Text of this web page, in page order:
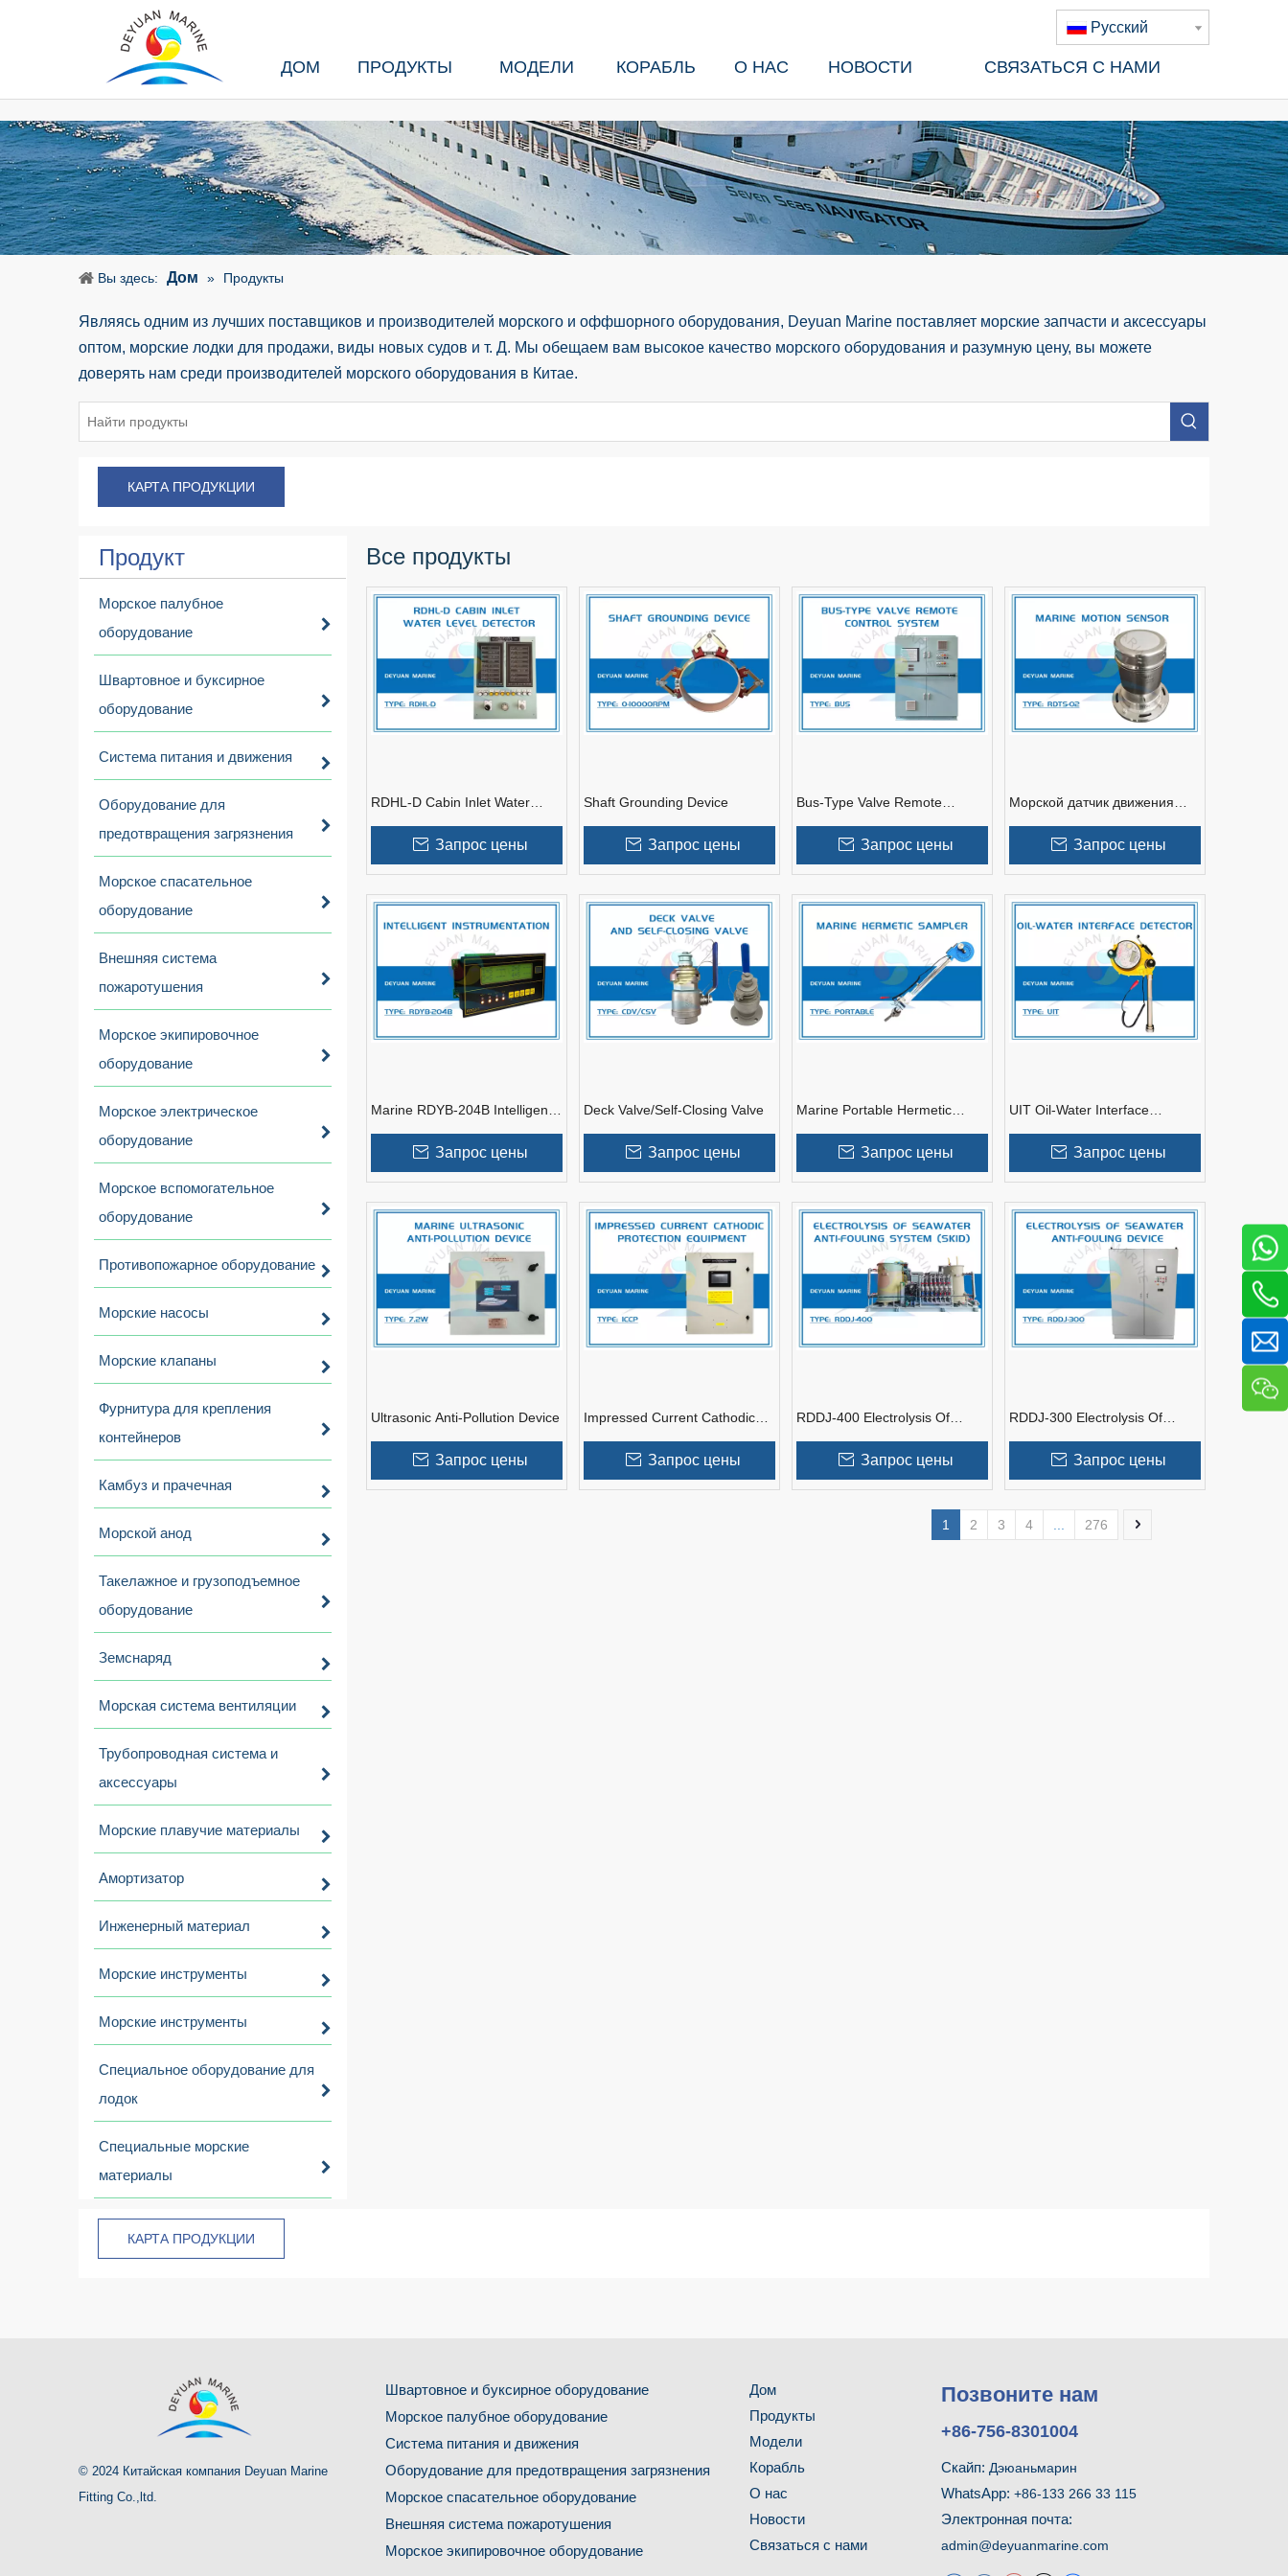
Pусский
ДОМ ПРОДУКТЫ МОДЕЛИ КОРАБЛЬ О НАС НОВОСТИ СВЯЗАТЬСЯ С НАМИ
Вы здесь: Дом » Продукты
Являясь одним из лучших поставщиков и производителей морского и оффшорного оборудования, Deyuan Marine поставляет морские запчасти и аксессуары
оптом, морские лодки для продажи, виды новых судов и т. Д. Мы обещаем вам высокое качество морского оборудования и разумную цену, вы можете
доверять нам среди производителей морского оборудования в Китае.
КАРТА ПРОДУКЦИИ
Продукт
Морское палубное
оборудование
Швартовное и буксирное
оборудование
Система питания и движения
Оборудование для
предотвращения загрязнения
Морское спасательное
оборудование
Внешняя система
пожаротушения
Морское экипировочное
оборудование
Морское электрическое
оборудование
Морское вспомогательное
оборудование
Противопожарное оборудование
Морские насосы
Морские клапаны
Фурнитура для крепления
контейнеров
Камбуз и прачечная
Морской анод
Такелажное и грузоподъемное
оборудование
Земснаряд
Морская система вентиляции
Трубопроводная система и
аксессуары
Морские плавучие материалы
Амортизатор
Инженерный материал
Морские инструменты
Морские инструменты
Специальное оборудование для
лодок
Специальные морские
материалы
Все продукты
RDHL-D Cabin Inlet Water
Запрос цены
Shaft Grounding Device
Запрос цены
Bus-Type Valve Remote
Запрос цены
Морской датчик движения
Запрос цены
Marine RDYB-204B Intelligent
Запрос цены
Deck Valve/Self-Closing Valve
Запрос цены
Marine Portable Hermetic
Запрос цены
UIT Oil-Water Interface
Запрос цены
Ultrasonic Anti-Pollution Device
Запрос цены
Impressed Current Cathodic
Запрос цены
RDDJ-400 Electrolysis Of
Запрос цены
RDDJ-300 Electrolysis Of
Запрос цены
1 2 3 4 276
КАРТА ПРОДУКЦИИ
© 2024 Китайская компания Deyuan Marine
Fitting Co.,ltd.
Швартовное и буксирное оборудование
Морское палубное оборудование
Система питания и движения
Оборудование для предотвращения загрязнения
Морское спасательное оборудование
Внешняя система пожаротушения
Морское экипировочное оборудование
Дом
Продукты
Модели
Корабль
О нас
Новости
Связаться с нами
Позвоните нам
+86-756-8301004
Скайп: Дэюаньмарин
WhatsApp: +86-133 266 33 115
Электронная почта:
admin@deyuanmarine.com